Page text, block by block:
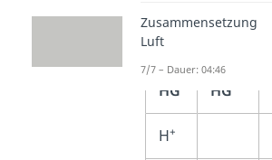
denNebengruppen
1.
HG
2.
HG
H+
Zusammensetzung
Luft
7/7 – Dauer: 04:46